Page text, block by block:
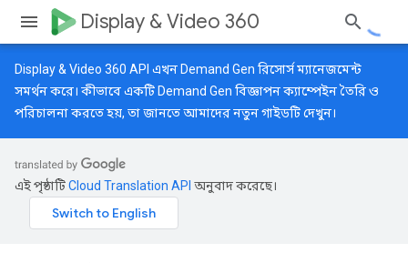
Display & Video 360
Display & Video 360 API এখন Demand Gen রিসোর্স ম্যানেজমেন্ট
সমর্থন করে। কীভাবে একটি Demand Gen বিজ্ঞাপন ক্যাম্পেইন তৈরি ও
পরিচালনা করতে হয়, তা জানতে আমাদেরনতুন গাইডটিদেখুন।
এই পৃষ্ঠাটিCloud Translation API অনুবাদ করেছে।